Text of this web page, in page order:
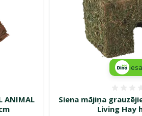
ANIMAL
Siena mājiņa
Living Hay